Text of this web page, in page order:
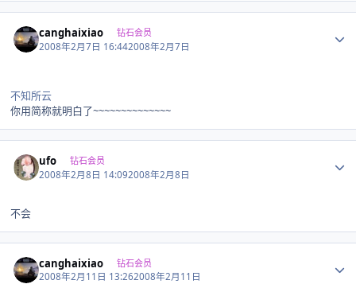
canghaixiao 钻石会员
2008年2月7日 16:442008年2月7日
不知所云
你用简称就明白了~~~~~~~~~~~~~~
ufo 钻石会员
2008年2月8日 14:092008年2月8日
不会
canghaixiao 钻石会员
2008年2月11日 13:262008年2月11日